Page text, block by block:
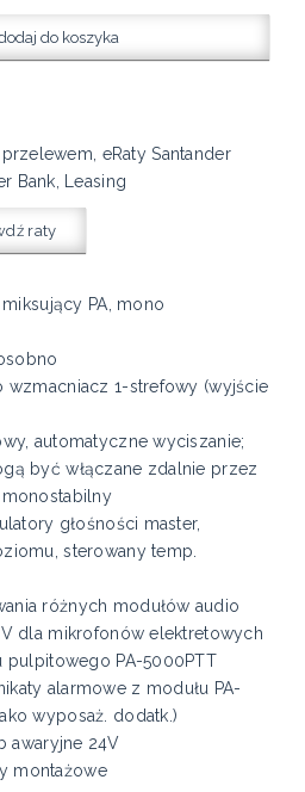
do koszyka
przelewem, eRaty Santander
Bank, Leasing
raty
PA, mono
wzmacniacz 1-strefowy (wyjście
automatyczne wyciszanie;
być włączane zdalnie przez
głośności master,
sterowany temp.
różnych modułów audio
dla mikrofonów elektretowych
pulpitowego PA-5000PTT
alarmowe z modułu PA-
wyposaż. dodatk.)
awaryjne 24V
montażowe